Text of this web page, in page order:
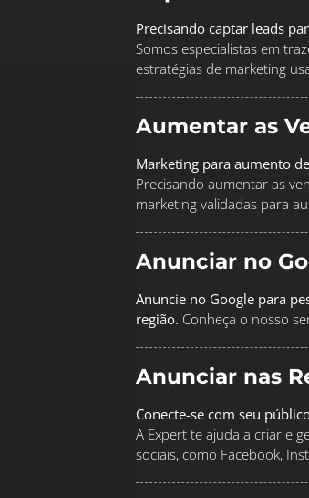
Precisando captar leads
Somos especialistas em
estratégias de marketing
Aumentar as
Marketing para aumento
Precisando aumentar as
marketing validadas para
Anunciar no
Anuncie no Google para
região. Conheça o nosso
Anunciar nas
Conecte-se com seu
A Expert te ajuda a criar e
sociais, como Facebook,